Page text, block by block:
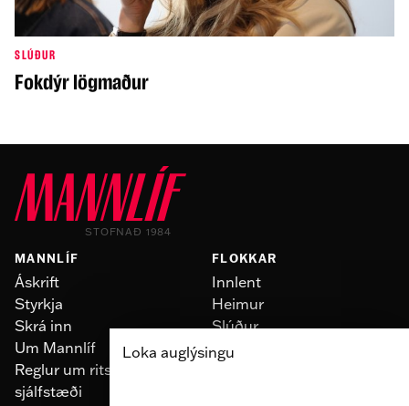
SLÚÐUR
Fokdýr lögmaður
STOFNAÐ 1984
MANNLÍF
Áskrift
Styrkja
Skrá inn
Um Mannlíf
Reglur um ritstjórnarlegt
sjálfstæði
FLOKKAR
Innlent
Heimur
Slúður
Skoðun
Loka auglýsingu